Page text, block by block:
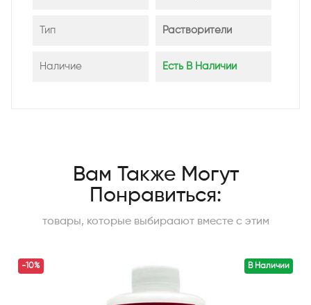
Тип Растворители
Наличие Есть В Наличии
Вам Также Могут
Понравиться:
товары, которые выбираают вместе с этим
В Наличии
-10%